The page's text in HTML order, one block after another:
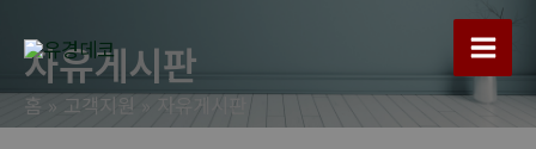
Main
자유게시판
홈 고객지원 자유게시판